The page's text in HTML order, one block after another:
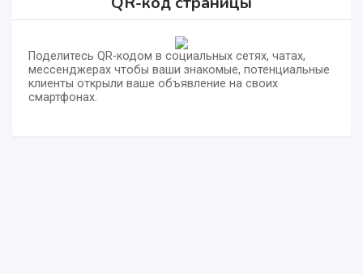
Поделитесь QR-кодом в социальных сетях, чатах,
мессенджерах чтобы ваши знакомые, потенциальные
клиенты открыли ваше объявление на своих
смартфонах.